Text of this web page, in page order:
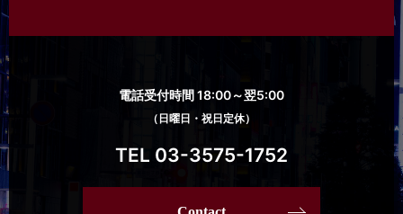
電話受付時間 18:00～翌5:00
（日曜日・祝日定休）
TEL 03-3575-1752